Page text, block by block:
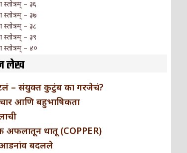
– ३६
– ३७
– ३८
– ३९
– ४०
लेख
– संयुक्त कुटुंब का गरजेचं?
आणि बहुभाषिकता
अफलातून धातू (COPPER)
आडनांव बदलले